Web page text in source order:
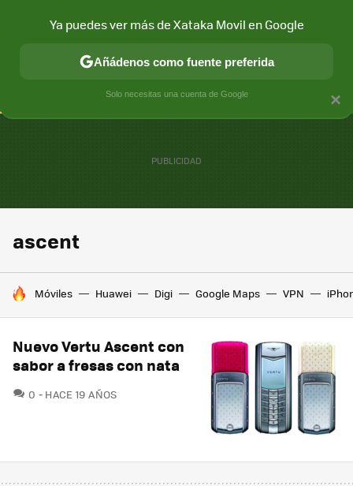
CONECTIVIDAD MÓVIL Y SOCIEDAD APLICACIONES
ascent
HOY SE HABLA DE
Móviles Huawei Digi Google Maps VPN
Nuevo Vertu Ascent con
sabor a fresas con nata
0 COMENTARIOS
HACE 19 AÑOS
×
Ya puedes ver más de Xataka Movil en Google
Añádenos como fuente preferida
Solo necesitas una cuenta de Google